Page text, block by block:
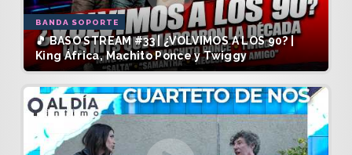
BANDA SOPORTE
🎵 BASO STREAM #33 | ¿VOLVIMOS A LOS 90? |
King África, Machito Ponce y Twiggy